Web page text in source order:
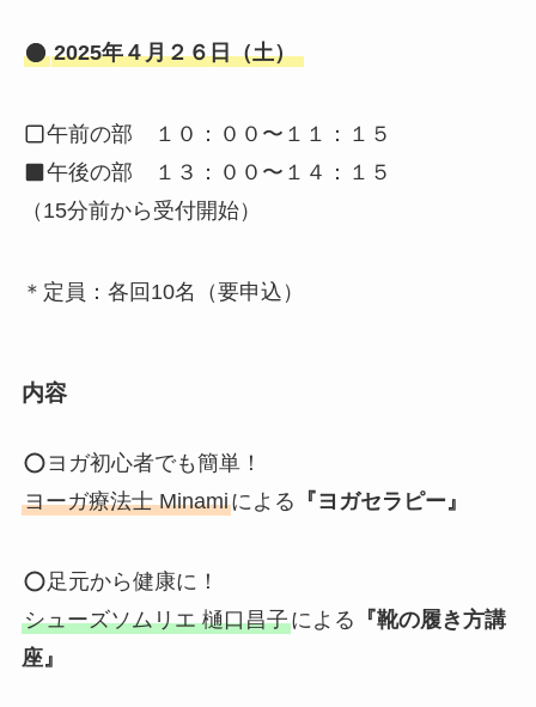
2025年４月２６日（土）
午前の部 １０：００〜１１：１５
午後の部 １３：００〜１４：１５
（15分前から受付開始）
＊定員：各回10名（要申込）
内容
ヨガ初心者でも簡単！
ヨーガ療法士 Minamiによる 『ヨガセラピー』
足元から健康に！
シューズソムリエ 樋口昌子による 『靴の履き方講
座』